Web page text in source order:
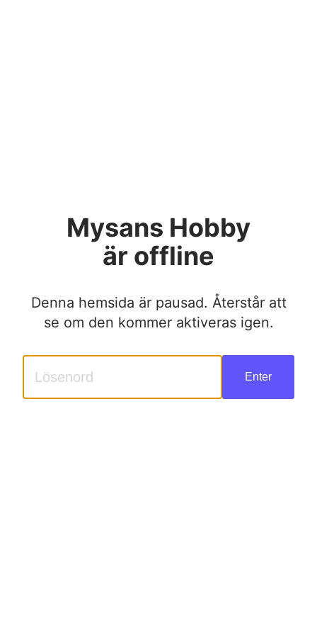
Mysans Hobby
är offline
Denna hemsida är pausad. Återstår att
se om den kommer aktiveras igen.
Enter